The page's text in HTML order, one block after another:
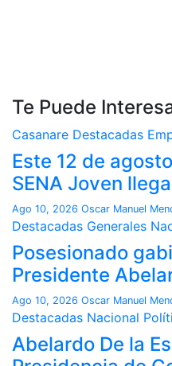
Te Puede
Casanare Destacadas
Este 12 de
SENA Joven
Ago 10, 2026 Oscar Manuel
Destacadas Generales
Posesionado
Presidente
Ago 10, 2026 Oscar Manuel
Destacadas Nacional
Abelardo De la